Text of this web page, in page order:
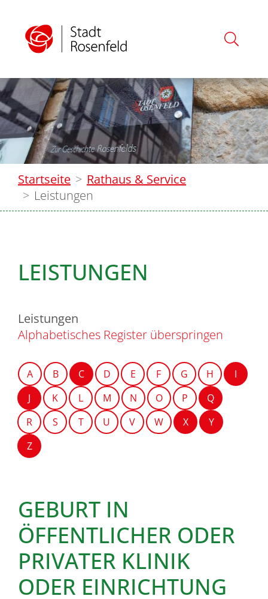
Startseite
Rathaus & Service
Leistungen
LEISTUNGEN
Leistungen
Alphabetisches Register überspringen
A B C D E F G H
I
J
K L M N O P
Q
R
S T U V W X
Y
Z
GEBURT IN
ÖFFENTLICHER ODER
PRIVATER KLINIK
ODER EINRICHTUNG